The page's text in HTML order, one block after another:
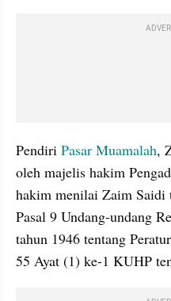
Pendiri Pasar Muamalah,
oleh majelis hakim
hakim menilai Zaim Saidi
Pasal 9 Undang-undang
tahun 1946 tentang
55 Ayat (1) ke-1 KUHP